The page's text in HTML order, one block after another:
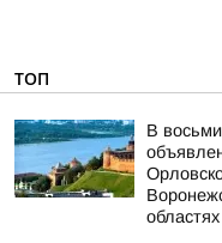
ТОП
В
областях